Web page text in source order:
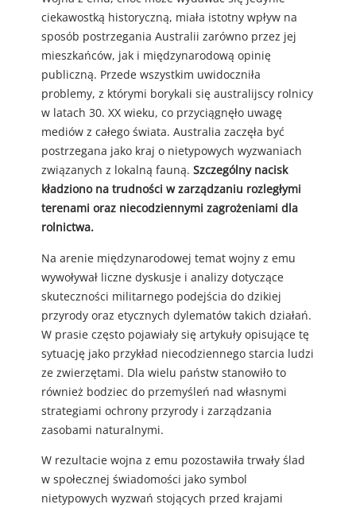
ciekawostką historyczną, miała istotny wpływ na
sposób postrzegania Australii zarówno przez jej
mieszkańców, jak i międzynarodową opinię
publiczną. Przede wszystkim uwidoczniła
problemy, z którymi borykali się australijscy rolnicy
w latach 30. XX wieku, co przyciągnęło uwagę
mediów z całego świata. Australia zaczęła być
postrzegana jako kraj o nietypowych wyzwaniach
związanych z lokalną fauną. Szczególny nacisk
kładziono na trudności w zarządzaniu rozległymi
terenami oraz niecodziennymi zagrożeniami dla
rolnictwa.
Na arenie międzynarodowej temat wojny z emu
wywoływał liczne dyskusje i analizy dotyczące
skuteczności militarnego podejścia do dzikiej
przyrody oraz etycznych dylematów takich działań.
W prasie często pojawiały się artykuły opisujące tę
sytuację jako przykład niecodziennego starcia ludzi
ze zwierzętami. Dla wielu państw stanowiło to
również bodziec do przemyśleń nad własnymi
strategiami ochrony przyrody i zarządzania
zasobami naturalnymi.
W rezultacie wojna z emu pozostawiła trwały ślad
w społecznej świadomości jako symbol
nietypowych wyzwań stojących przed krajami